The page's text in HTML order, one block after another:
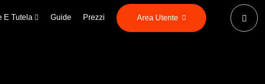
E Tutela Guide Prezzi Area Utente